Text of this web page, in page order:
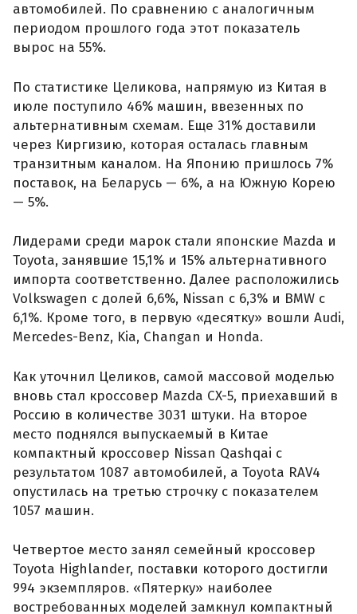
автомобилей. По сравнению с аналогичным
периодом прошлого года этот показатель
вырос на 55%.
По статистике Целикова, напрямую из Китая в
июле поступило 46% машин, ввезенных по
альтернативным схемам. Еще 31% доставили
через Киргизию, которая осталась главным
транзитным каналом. На Японию пришлось 7%
поставок, на Беларусь — 6%, а на Южную Корею
— 5%.
Лидерами среди марок стали японские Mazda и
Toyota, занявшие 15,1% и 15% альтернативного
импорта соответственно. Далее расположились
Volkswagen с долей 6,6%, Nissan с 6,3% и BMW с
6,1%. Кроме того, в первую «десятку» вошли Audi,
Mercedes-Benz, Kia, Changan и Honda.
Как уточнил Целиков, самой массовой моделью
вновь стал кроссовер Mazda CX-5, приехавший в
Россию в количестве 3031 штуки. На второе
место поднялся выпускаемый в Китае
компактный кроссовер Nissan Qashqai с
результатом 1087 автомобилей, а Toyota RAV4
опустилась на третью строчку с показателем
1057 машин.
Четвертое место занял семейный кроссовер
Toyota Highlander, поставки которого достигли
994 экземпляров. «Пятерку» наиболее
востребованных моделей замкнул компактный